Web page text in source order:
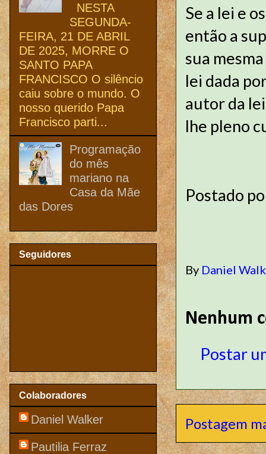
Se a lei e
então a
sua
lei dada
autor da
lhe pleno
Postado
By Daniel
Nenhum
Postar
Postagem
NESTA
SEGUNDA-
FEIRA, 21 DE ABRIL
DE 2025, MORRE O
SANTO PAPA
FRANCISCO O silêncio
caiu sobre o mundo. O
nosso querido Papa
Francisco parti...
Programação
do mês
mariano na
Casa da Mãe
das Dores
Seguidores
Colaboradores
Daniel Walker
Pautilia Ferraz